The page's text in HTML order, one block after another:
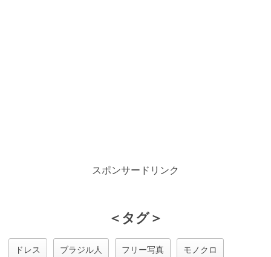
スポンサードリンク
＜タグ＞
ドレス ブラジル人 フリー写真 モノクロ